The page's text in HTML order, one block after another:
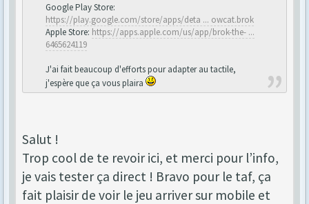
Google Play Store:
https://play.google.com/store/apps/deta ... owcat.brok
Apple Store: https://apps.apple.com/us/app/brok-the- ...
6465624119
J'ai fait beaucoup d'efforts pour adapter au tactile,
j'espère que ça vous plaira
Salut !
Trop cool de te revoir ici, et merci pour l’info,
je vais tester ça direct ! Bravo pour le taf, ça
fait plaisir de voir le jeu arriver sur mobile et